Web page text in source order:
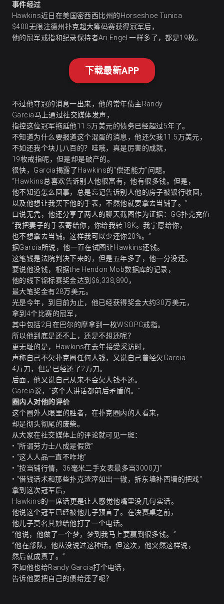
事件经过
Hawkins近日在美国密西西比州的Horseshoe Tunica
$400无限注德州扑克超大筹码赛获得冠军后，
他的冠军戒指和纪录保持者Ari Engel 一样多了，都是19枚。
下载最新APP
不过他夺冠的消息一出来，他的常年债主Randy
Garcia马上通过社交媒体发声，
指控这位冠军拖延他11.5万美元的债务已经超过5年了。
不知道为什么要报道这个混蛋的消息，他还欠我11.5万美元，
不如还我个块儿八百的？哇哦，真是厉害的成就，
19枚戒指呢，但是却是破产的。
很快，Garcia揭露了Hawkins的“偿还能力”问题。
“Hawkins总喜欢告诉别人他很富有，他有很多钱。但是，
他不知道怎么回事，总是忘记告诉别人他的房子被银行收回，
以及他想让我买下他的手表，不然他就要拿去当铺了。”
口说无凭，他还分享了两人的聊天截图作为证据： GG扑克充值
“我把妻子的手表寄给你，你给我转18K。我宁愿给你，
也不想拿去当铺。这样我可以少还你20%。”
据Garcia所说，他一直在试图让Hawkins还钱。
这笔钱是法院判决下来的，但是五年多了，他一分没还。
要说他没钱，根据the Hendon Mob数据库的记录，
他的线下锦标赛奖金达到$6,338,890，
最大笔奖金有28万美元。
光是今年，到目前为止，他已经获得奖金大约30万美元，
拿到4个比赛的冠军，
其中包括2月在巴尔的摩拿到一枚WSOPC戒指。
所以他到底是还不上，还是不想还呢？
更无耻的是，Hawkins在去年接受采访时，
声称自己不欠扑克圈任何人钱，又说自己曾经欠Garcia
4万刀，但是已经还了2万刀。
后面，他又说自己从来不会欠人钱不还。
Garcia说，“这个人讲话都前后矛盾的。”
圈内人对他的评价
这个圈外人眼里的胜者，在扑克圈内的人看来，
却是彻头彻尾的废柴。
从大家在社交媒体上的评论就可见一斑：
• "所谓劳力士八成是假货"
• "这人人品一直不咋地"
• "按当铺行情，36毫米二手女表最多当3000刀"
• "借钱话术和那些扑克渣滓如出一辙，拆东墙补西墙的把戏"
拿到这次冠军后，
Hawkins的一席话更是让人感觉他嘴里没几句实话。
他说这个冠军已经被他儿子预言了。在决赛桌之前，
他儿子莫名其妙给他打了一个电话。
“他说，他做了一个梦，梦到我马上要赢到很多钱。”
“他在部队，他从没说过这种话。但这次，他突然这样说，
然后就成真了。”
不如他也给Randy Garcia打个电话，
告诉他要把自己的债给还了呢？